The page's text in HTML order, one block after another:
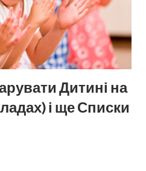
Дитині на
і ще Списки